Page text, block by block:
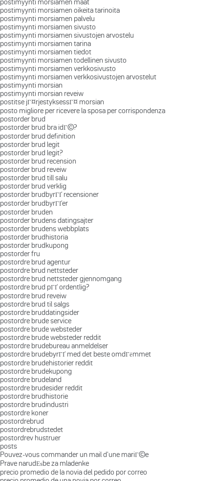
postimyynti morsiamen maat
postimyynti morsiamen oikeita tarinoita
postimyynti morsiamen palvelu
postimyynti morsiamen sivusto
postimyynti morsiamen sivustojen arvostelu
postimyynti morsiamen tarina
postimyynti morsiamen tiedot
postimyynti morsiamen todellinen sivusto
postimyynti morsiamen verkkosivusto
postimyynti morsiamen verkkosivustojen arvostelut
postimyynti morsian
postimyynti morsian reveiw
postitse jГ¤rjestyksessГ¤ morsian
posto migliore per ricevere la sposa per corrispondenza
postorder brud
postorder brud bra idГ©?
postorder brud definition
postorder brud legit
postorder brud legit?
postorder brud recension
postorder brud reveiw
postorder brud till salu
postorder brud verklig
postorder brudbyrГҐ recensioner
postorder brudbyrГҐer
postorder bruden
postorder brudens datingsajter
postorder brudens webbplats
postorder brudhistoria
postorder brudkupong
postorder fru
postordre brud agentur
postordre brud nettsteder
postordre brud nettsteder gjennomgang
postordre brud pГҐ ordentlig?
postordre brud reveiw
postordre brud til salgs
postordre bruddatingsider
postordre brude service
postordre brude websteder
postordre brude websteder reddit
postordre brudebureau anmeldelser
postordre brudebyrГҐ med det beste omdГёmmet
postordre brudehistorier reddit
postordre brudekupong
postordre brudeland
postordre brudesider reddit
postordre brudhistorie
postordre brudindustri
postordre koner
postordrebrud
postordrebrudstedet
postordrev hustruer
posts
Pouvez-vous commander un mail d'une mariГ©e
Prave narudЕѕbe za mladenke
precio promedio de la novia del pedido por correo